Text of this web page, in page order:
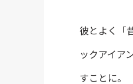
彼とよく「
ックアイア
すことに。